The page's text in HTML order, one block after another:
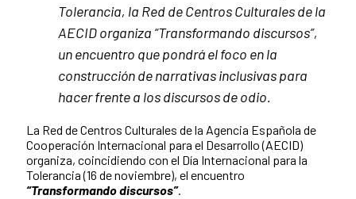
Tolerancia, la Red de Centros Culturales de la
AECID organiza “Transformando discursos”,
un encuentro que pondrá el foco en la
construcción de narrativas inclusivas para
hacer frente a los discursos de odio.
La Red de Centros Culturales de la Agencia Española de
Cooperación Internacional para el Desarrollo (AECID)
organiza, coincidiendo con el Día Internacional para la
Tolerancia (16 de noviembre), el encuentro
“Transformando discursos”.